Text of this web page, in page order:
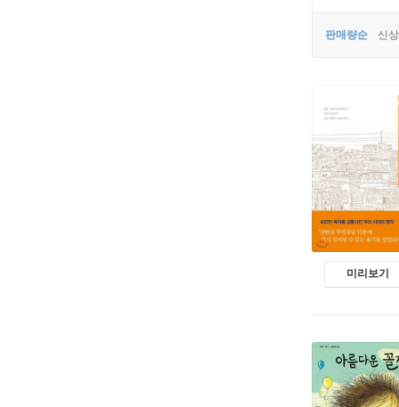
판매량순 신
미리보기